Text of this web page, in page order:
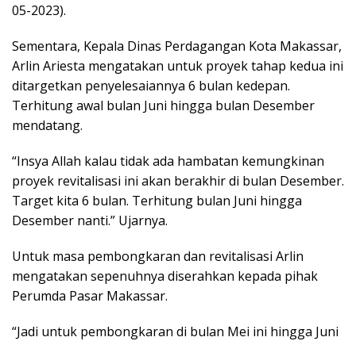
05-2023).
Sementara, Kepala Dinas Perdagangan Kota Makassar,
Arlin Ariesta mengatakan untuk proyek tahap kedua ini
ditargetkan penyelesaiannya 6 bulan kedepan.
Terhitung awal bulan Juni hingga bulan Desember
mendatang.
“Insya Allah kalau tidak ada hambatan kemungkinan
proyek revitalisasi ini akan berakhir di bulan Desember.
Target kita 6 bulan. Terhitung bulan Juni hingga
Desember nanti.” Ujarnya.
Untuk masa pembongkaran dan revitalisasi Arlin
mengatakan sepenuhnya diserahkan kepada pihak
Perumda Pasar Makassar.
“Jadi untuk pembongkaran di bulan Mei ini hingga Juni